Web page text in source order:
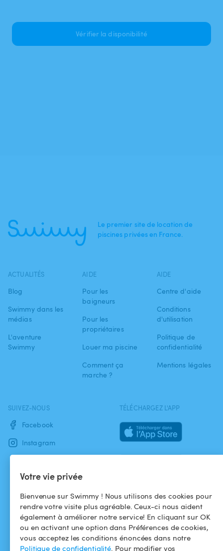
Votre vie privée
Bienvenue sur Swimmy ! Nous utilisons des cookies pour
rendre votre visite plus agréable. Ceux-ci nous aident
également à améliorer notre service! En cliquant sur OK
ou en activant une option dans Préférences de cookies,
vous acceptez les conditions énoncées dans notre
Politique de confidentialité. Pour modifier vos
Vérifier la disponibilité
Le premier site de location de
piscines privées en France.
ACTUALITÉS
Blog
Swimmy dans les
médias
L'aventure
Swimmy
AIDE
Pour les
baigneurs
Pour les
propriétaires
Louer ma piscine
Comment ça
marche ?
AIDE
Centre d'aide
Conditions
d'utilisation
Politique de
confidentialité
Mentions légales
SUIVEZ-NOUS
Facebook
Instagram
TÉLÉCHARGEZ L'APP